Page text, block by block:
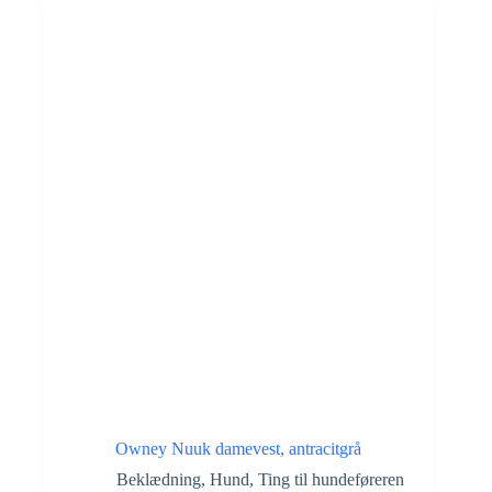
Owney Nuuk damevest, antracitgrå
Beklædning,Hund,Ting til hundeføreren